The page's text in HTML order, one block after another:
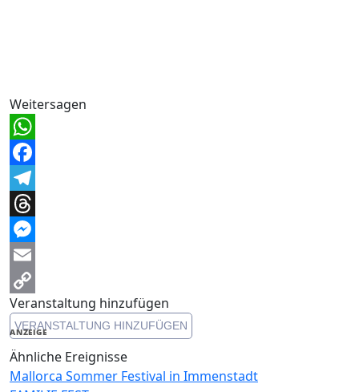
Weitersagen
WhatsApp
Facebook
Telegram
Threads
Messenger
Email
Copy
Link
Veranstaltung hinzufügen
VERANSTALTUNG HINZUFÜGEN
ANZEIGE
Ähnliche Ereignisse
Mallorca Sommer Festival in Immenstadt